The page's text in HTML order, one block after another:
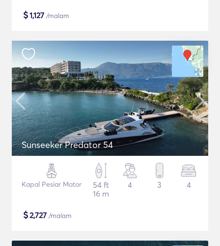
$1,127 /malam
Sunseeker Predator 54
Kapal Pesiar Motor
54 ft
16 m
4 3 4
$2,727 /malam